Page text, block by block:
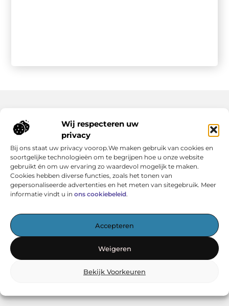
Wij respecteren uw
privacy
Bij ons staat uw privacy voorop.We maken gebruik van cookies en
soortgelijke technologieën om te begrijpen hoe u onze website
gebruikt én om uw ervaring zo waardevol mogelijk te maken.
Cookies hebben diverse functies, zoals het tonen van
gepersonaliseerde advertenties en het meten van sitegebruik. Meer
informatie vindt u in ons cookiebeleid.
Accepteren
Weigeren
Bekijk Voorkeuren
Het startpunt voor kennis en inspiratie
inzichten – allemaal overzichtelijk verzameld. Ontdek
Onze informatie
Bericht categorie